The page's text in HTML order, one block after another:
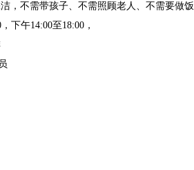
，不需带孩子、不需照顾老人、不需要做饭
下午14:00至18:00，